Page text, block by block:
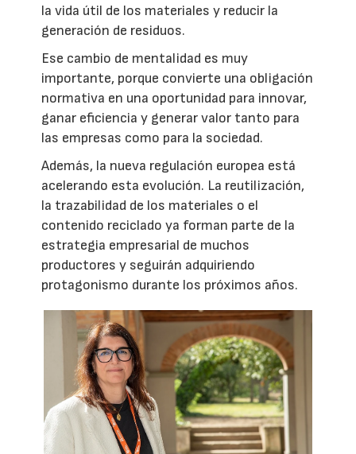
la vida útil de los materiales y reducir la
generación de residuos.
Ese cambio de mentalidad es muy
importante, porque convierte una obligación
normativa en una oportunidad para innovar,
ganar eficiencia y generar valor tanto para
las empresas como para la sociedad.
Además, la nueva regulación europea está
acelerando esta evolución. La reutilización,
la trazabilidad de los materiales o el
contenido reciclado ya forman parte de la
estrategia empresarial de muchos
productores y seguirán adquiriendo
protagonismo durante los próximos años.